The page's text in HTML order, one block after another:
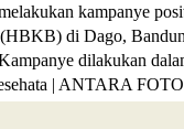
kampanye
di Dago,
dilakukan
| ANTARA FOTO